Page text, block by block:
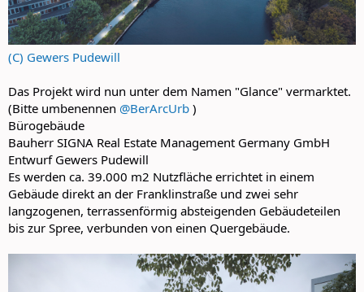
(C) Gewers Pudewill
Das Projekt wird nun unter dem Namen "Glance" vermarktet.
(Bitte umbenennen @BerArcUrb )
Bürogebäude
Bauherr SIGNA Real Estate Management Germany GmbH
Entwurf Gewers Pudewill
Es werden ca. 39.000 m2 Nutzfläche errichtet in einem
Gebäude direkt an der Franklinstraße und zwei sehr
langzogenen, terrassenförmig absteigenden Gebäudeteilen
bis zur Spree, verbunden von einen Quergebäude.